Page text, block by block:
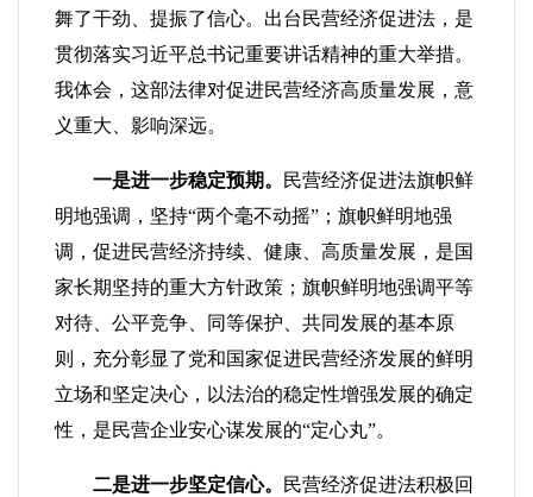
舞了干劲、提振了信心。出台民营经济促进法，是
贯彻落实习近平总书记重要讲话精神的重大举措。
我体会，这部法律对促进民营经济高质量发展，意
义重大、影响深远。
一是进一步稳定预期。
民营经济促进法旗帜鲜
明地强调，坚持“两个毫不动摇”；旗帜鲜明地强
调，促进民营经济持续、健康、高质量发展，是国
家长期坚持的重大方针政策；旗帜鲜明地强调平等
对待、公平竞争、同等保护、共同发展的基本原
则，充分彰显了党和国家促进民营经济发展的鲜明
立场和坚定决心，以法治的稳定性增强发展的确定
性，是民营企业安心谋发展的“定心丸”。
二是进一步坚定信心。
民营经济促进法积极回